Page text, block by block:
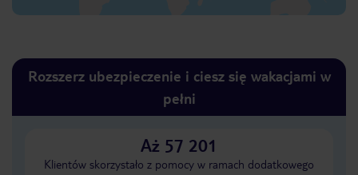
Rozszerz ubezpieczenie i ciesz się wakacjami w
pełni
Aż 57 201
Klientów skorzystało z pomocy w ramach dodatkowego